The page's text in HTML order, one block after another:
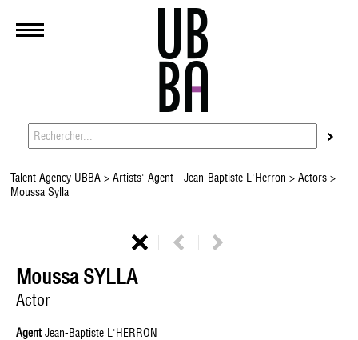
Talent Agency UBBA>Artists' Agent - Jean-Baptiste L'Herron > Actors>
Moussa Sylla
Moussa SYLLA
Actor
AgentJean-Baptiste L'HERRON